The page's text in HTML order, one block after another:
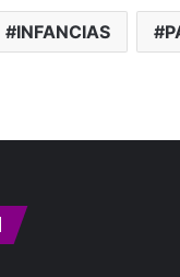
INFANCIAS